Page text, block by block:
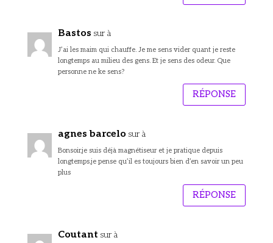
Bastos sur à
J’ai les maim qui chauffe. Je me sens vider quant je reste
longtemps au milieu des gens. Et je sens des odeur. Que
personne ne ke sens?
RÉPONSE
agnes barcelo sur à
Bonsoir,je suis déjà magnétiseur et je pratique depuis
longtemps,je pense qu’il es toujours bien d’en savoir un peu
plus
RÉPONSE
Coutant sur à